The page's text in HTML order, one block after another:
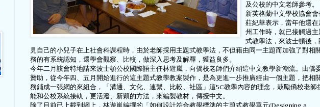
及公校的中文老師參考。
新英格蘭中文學校協會會
莊紀華表示，當年他還在
州工作時，就已接觸過主
式教學法，來波士頓後，
見自己的小兒子在上社會科課程時，由於老師採用主題式教學法，不但藉由同一主題而加強了對相
務的有系統認知，還學會觀察、比較，做深入思考及解釋，獲益良多。
今年二月該會特地請來波士頓公校國際語主任林遊嵐，向僑校老師們介紹這中文教學新潮流。由僑
贊助，從今年四、五月開始進行的這主題式教學教案製作，是為更進一步推廣經由一個主題，把相
務鋪成一張網的來組合，「溝通、文化、連繫、比較、社區」這5C教學內容的理念，鼓勵僑校老師
能和公校系統接軌，更活潑、新穎的方法，來編製教材，傳授中文。
除了目前已上載到網上，林遊嵐編撰的「如何設計符合教學標準的主題式教學單元(Designing a